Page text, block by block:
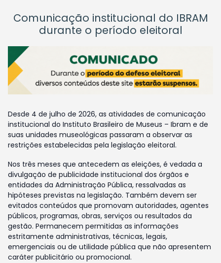
Comunicação institucional do IBRAM
durante o período eleitoral
Desde 4 de julho de 2026, as atividades de comunicação
institucional do Instituto Brasileiro de Museus – Ibram e de
suas unidades museológicas passaram a observar as
restrições estabelecidas pela legislação eleitoral.
Nos três meses que antecedem as eleições, é vedada a
divulgação de publicidade institucional dos órgãos e
entidades da Administração Pública, ressalvadas as
hipóteses previstas na legislação. Também devem ser
evitados conteúdos que promovam autoridades, agentes
públicos, programas, obras, serviços ou resultados da
gestão. Permanecem permitidas as informações
estritamente administrativas, técnicas, legais,
emergenciais ou de utilidade pública que não apresentem
caráter publicitário ou promocional.